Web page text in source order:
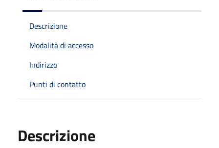
Descrizione
Modalità di accesso
Indirizzo
Punti di contatto
Descrizione